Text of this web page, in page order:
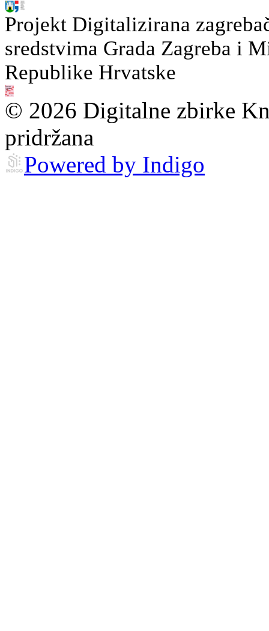
Projekt Digitalizirana
sredstvima Grada Zagreba i
Republike Hrvatske
© 2026 Digitalne zbirke
pridržana
Powered by Indigo